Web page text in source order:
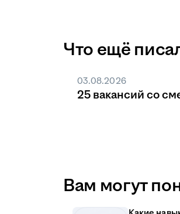
Что ещё
03.08.2026
25 вакансий со
Вам могут